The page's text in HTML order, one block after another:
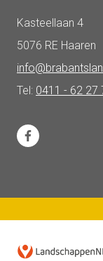
Kasteellaan 4
5076 RE Haaren
Tel: 0411 - 62 27